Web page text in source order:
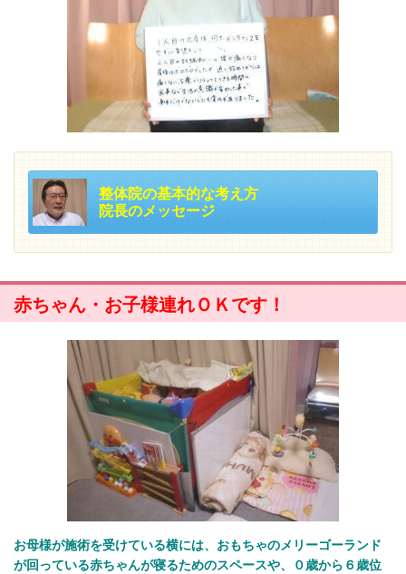
整体院の基本的な考え方
院長のメッセージ
赤ちゃん・お子様連れＯＫです！
お母様が施術を受けている横には、おもちゃのメリーゴーランド
が回っている赤ちゃんが寝るためのスペースや、０歳から６歳位